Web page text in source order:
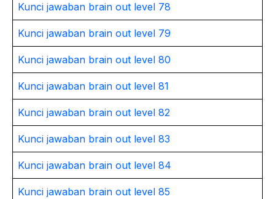
Kunci jawaban brain out level 78
Kunci jawaban brain out level 79
Kunci jawaban brain out level 80
Kunci jawaban brain out level 81
Kunci jawaban brain out level 82
Kunci jawaban brain out level 83
Kunci jawaban brain out level 84
Kunci jawaban brain out level 85